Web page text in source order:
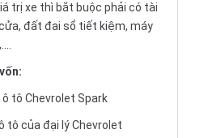
trị xe thì bắt buộc phải có tài
đất đai sổ tiết kiệm, máy
tô Chevrolet Spark
tô của đại lý Chevrolet